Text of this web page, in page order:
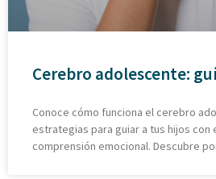
Cerebro adolescente:
Conoce cómo funciona el cerebro
estrategias para guiar a tus hijos con
comprensión emocional. Descubre